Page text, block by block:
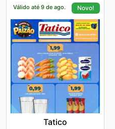
Válido até 9 de ago. Novo!
Tatico